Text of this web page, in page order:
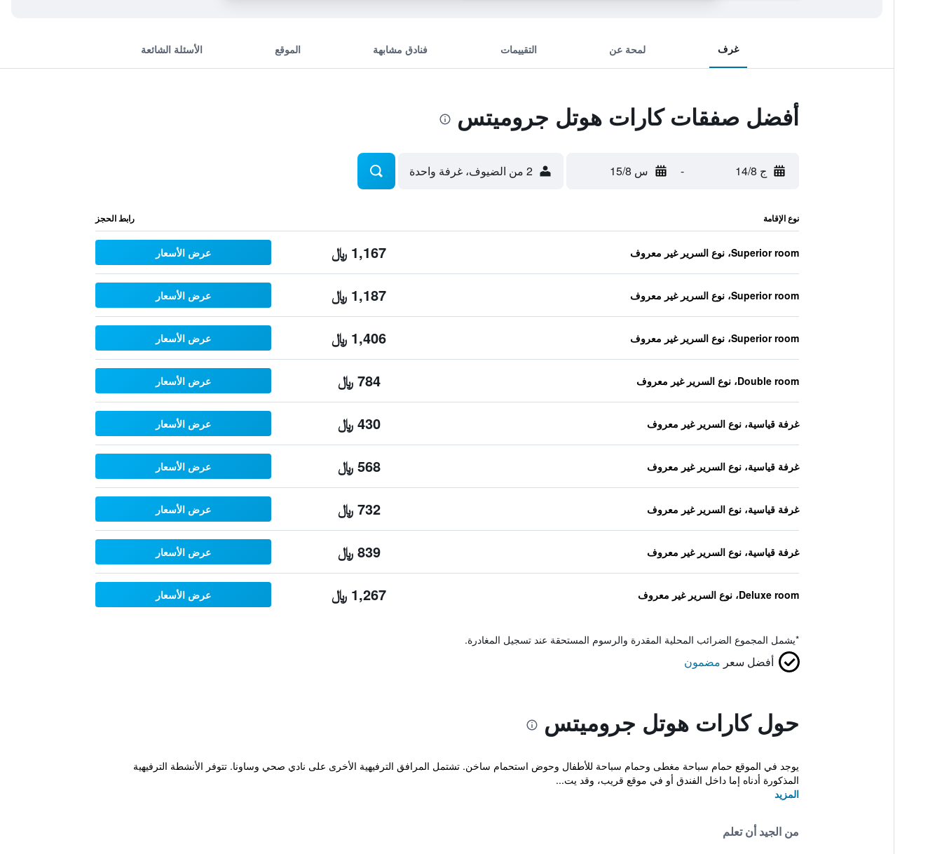
غرف لمحة عن التقييمات فنادق مشابهة الموقع الأسئلة الشائعة
أفضل صفقات كارات هوتل جروميتس
ج 14/8 - س 15/8 2 من الضيوف، غرفة واحدة
نوع الإقامة رابط الحجز
Superior room، نوع السرير غير معروف 1,167 ﷼ عرض الأسعار
Superior room، نوع السرير غير معروف 1,187 ﷼ عرض الأسعار
Superior room، نوع السرير غير معروف 1,406 ﷼ عرض الأسعار
Double room، نوع السرير غير معروف 784 ﷼ عرض الأسعار
غرفة قياسية، نوع السرير غير معروف 430 ﷼ عرض الأسعار
غرفة قياسية، نوع السرير غير معروف 568 ﷼ عرض الأسعار
غرفة قياسية، نوع السرير غير معروف 732 ﷼ عرض الأسعار
غرفة قياسية، نوع السرير غير معروف 839 ﷼ عرض الأسعار
Deluxe room، نوع السرير غير معروف 1,267 ﷼ عرض الأسعار
*يشمل المجموع الضرائب المحلية المقدرة والرسوم المستحقة عند تسجيل المغادرة.
أفضل سعر مضمون
حول كارات هوتل جروميتس
يوجد في الموقع حمام سباحة مغطى وحمام سباحة للأطفال وحوض استحمام ساخن. تشتمل المرافق الترفيهية الأخرى على نادي صحي وساونا. تتوفر الأنشطة الترفيهية
المذكورة أدناه إما داخل الفندق أو في موقع قريب، وقد يت...
المزيد
من الجيد أن تعلم